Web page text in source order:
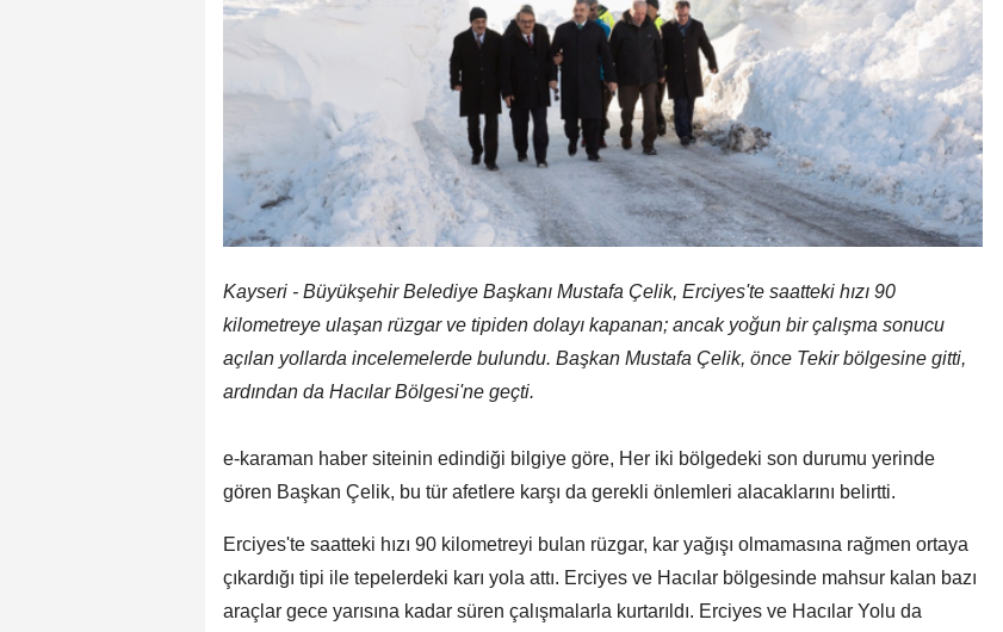
Kayseri - Büyükşehir Belediye Başkanı Mustafa Çelik, Erciyes'te saatteki hızı 90
kilometreye ulaşan rüzgar ve tipiden dolayı kapanan; ancak yoğun bir çalışma sonucu
açılan yollarda incelemelerde bulundu. Başkan Mustafa Çelik, önce Tekir bölgesine gitti,
ardından da Hacılar Bölgesi'ne geçti.
e-karaman haber siteinin edindiği bilgiye göre, Her iki bölgedeki son durumu yerinde
gören Başkan Çelik, bu tür afetlere karşı da gerekli önlemleri alacaklarını belirtti.
Erciyes'te saatteki hızı 90 kilometreyi bulan rüzgar, kar yağışı olmamasına rağmen ortaya
çıkardığı tipi ile tepelerdeki karı yola attı. Erciyes ve Hacılar bölgesinde mahsur kalan bazı
araçlar gece yarısına kadar süren çalışmalarla kurtarıldı. Erciyes ve Hacılar Yolu da